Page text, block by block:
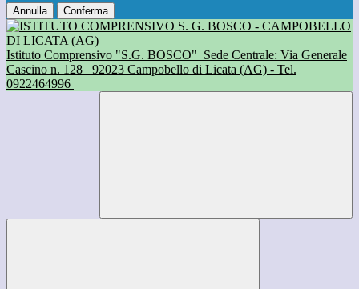
Annulla Conferma
Istituto Comprensivo "S.G. BOSCO" Sede Centrale: Via Generale
Cascino n. 128
92023 Campobello di Licata (AG) - Tel.
0922464996